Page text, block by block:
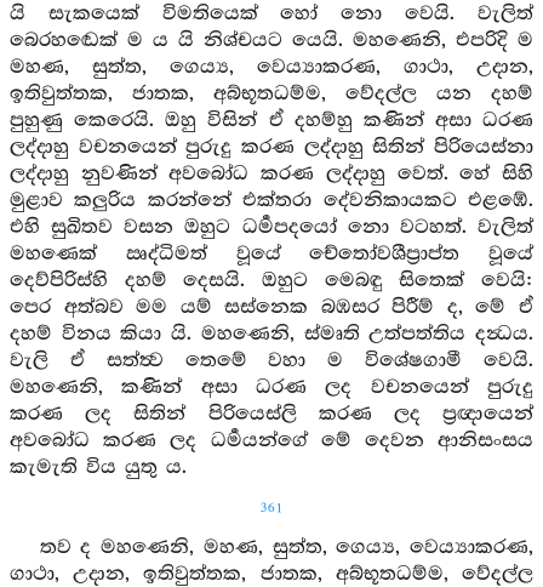
යි සැකයෙක් විමතියෙක් හෝ නො වෙයි. වැලිත්
බෙරහඬෙක් ම ය යි නිශ්චයට යෙයි. මහණෙනි, එපරිදි ම
මහණ, සුත්ත, ගෙය්‍ය, වෙය්‍යාකරණ, ගාථා, උදාන,
ඉතිවුත්තක, ජාතක, අබ්භූතධම්ම, වේදල්ල යන දහම්
පුහුණු කෙරෙයි. ඔහු විසින් ඒ දහම්හු කණින් අසා ධරණ
ලද්දාහු වචනයෙන් පුරුදු කරණ ලද්දාහු සිතින් පිරියෙස්නා
ලද්දාහු නුවණින් අවබෝධ කරණ ලද්දාහු වෙත්. හේ සිහි
මුළාව කලුරිය කරන්නේ එක්තරා දේවනිකායකට එළඹේ.
එහි සුඛිතව වසන ඔහුට ධර්‍මපදයෝ නො වටහත්. වැලිත්
මහණෙක් ඍද්ධිමත් වූයේ චේතෝවශීප්‍රාප්ත වූයේ
දෙව්පිරිස්හි දහම් දෙසයි. ඔහුට මෙබඳු සිතෙක් වෙයි:
පෙර අත්බව මම යම් සස්නෙක බඹසර පිරීම් ද, මේ ඒ
දහම් විනය කියා යි. මහණෙනි, ස්මෘති උත්පත්තිය දන්‍ධය.
වැලි ඒ සත්ත්‍ව තෙමේ වහා ම විශේෂගාමී වෙයි.
මහණෙනි, කණින් අසා ධරණ ලද වචනයෙන් පුරුදු
කරණ ලද සිතින් පිරියෙස්ලි කරණ ලද ප්‍රඥායෙන්
අවබෝධ කරණ ලද ධර්‍මයන්ගේ මේ දෙවන ආනිසංසය
කැමැති විය යුතු ය.
361
තව ද මහණෙනි, මහණ, සුත්ත, ගෙය්‍ය, වෙය්‍යාකරණ,
ගාථා, උදාන, ඉතිවුත්තක, ජාතක, අබ්භූතධම්ම, වේදල්ල